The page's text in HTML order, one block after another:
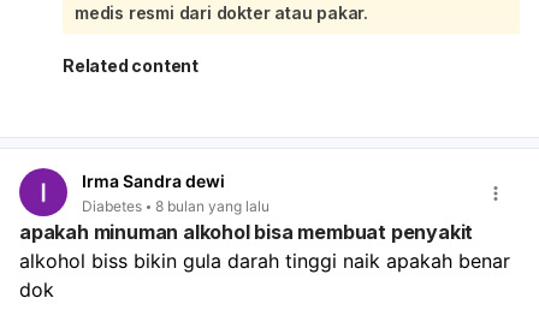
gejala mual, kembung, dan rasa penuh atau tidak
nyaman di perut (yang bisa dirasakan sebagai
'engap').
atau tenggorokan (engap) bisa disebabkan oleh
kerongkongan. Penggunaan omeprazole menunjukkan
adanya masalah asam lambung sebelumnya.
Hipoglikemia (Gula Darah Rendah):Meskipun ibu
Anda didiagnosis dengan gula darah tinggi, mual juga
medis resmi dari dokter atau pakar.
Related content
Irma Sandra dewi
Diabetes 8 bulan yang lalu
apakah minuman alkohol bisa membuat penyakit
alkohol biss bikin gula darah tinggi naik apakah benar
dok